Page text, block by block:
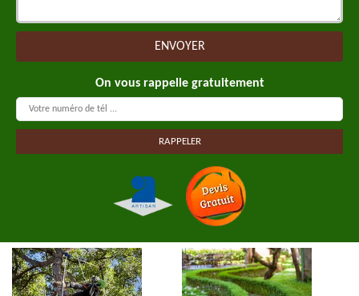
On vous rappelle gratuitement